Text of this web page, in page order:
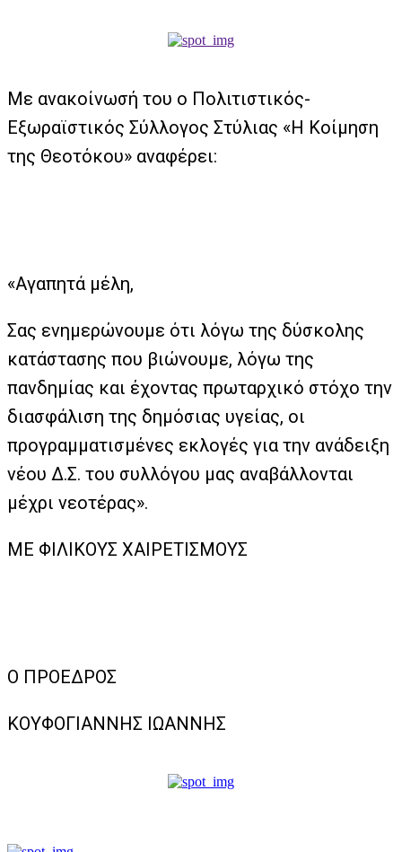
Με ανακοίνωσή του ο Πολιτιστικός-
Εξωραϊστικός Σύλλογος Στύλιας «Η Κοίμηση
της Θεοτόκου» αναφέρει:
«Αγαπητά μέλη,
Σας ενημερώνουμε ότι λόγω της δύσκολης
κατάστασης που βιώνουμε, λόγω της
πανδημίας και έχοντας πρωταρχικό στόχο την
διασφάλιση της δημόσιας υγείας, οι
προγραμματισμένες εκλογές για την ανάδειξη
νέου Δ.Σ. του συλλόγου μας αναβάλλονται
μέχρι νεοτέρας».
ΜΕ ΦΙΛΙΚΟΥΣ ΧΑΙΡΕΤΙΣΜΟΥΣ
Ο ΠΡΟΕΔΡΟΣ
ΚΟΥΦΟΓΙΑΝΝΗΣ ΙΩΑΝΝΗΣ